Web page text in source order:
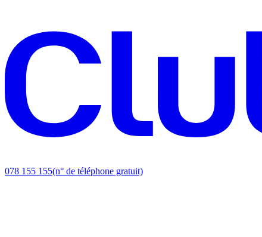
078 155 155(n° de téléphone gratuit)